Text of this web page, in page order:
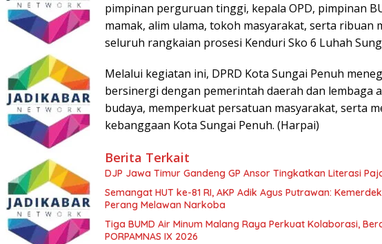
pimpinan perguruan tinggi, kepala OPD, pimpinan
mamak, alim ulama, tokoh masyarakat, serta ribuan
seluruh rangkaian prosesi Kenduri Sko 6 Luhah
Melalui kegiatan ini, DPRD Kota Sungai Penuh
bersinergi dengan pemerintah daerah dan lembaga
budaya, memperkuat persatuan masyarakat, serta
kebanggaan Kota Sungai Penuh. (Harpai)
Berita Terkait
DJP Jawa Timur Gandeng GP Ansor Tingkatkan Literasi
Semangat HUT ke-81 RI, AKP Adik Agus Putrawan:
Perang Melawan Narkoba
Tiga BUMD Air Minum Malang Raya Perkuat Kolaborasi,
PORPAMNAS IX 2026